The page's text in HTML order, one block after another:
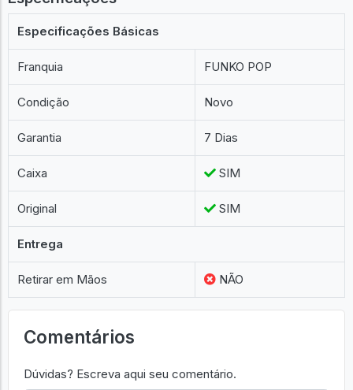
Especificações Básicas
Franquia FUNKO POP
Condição Novo
Garantia 7 Dias
Caixa SIM
Original SIM
Entrega
Retirar em Mãos NÃO
Comentários
Dúvidas? Escreva aqui seu comentário.